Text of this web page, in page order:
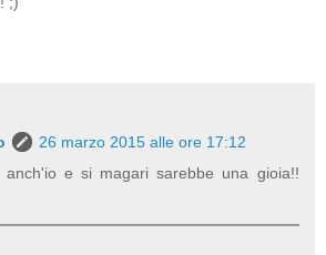
26 marzo 2015 alle ore 17:12
anch'io e si magari sarebbe una gioia!!